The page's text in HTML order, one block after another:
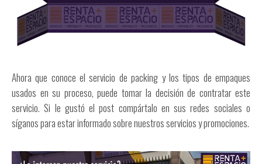
Ahora que conoce el servicio de packing y los tipos de empaques
usados en su proceso, puede tomar la decisión de contratar este
servicio. Si le gustó el post compártalo en sus redes sociales o
síganos para estar informado sobre nuestros servicios y promociones.